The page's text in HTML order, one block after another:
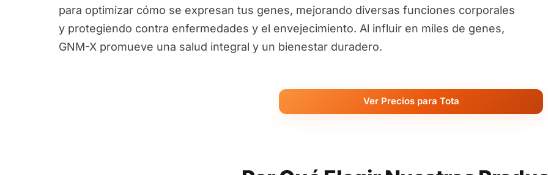
para optimizar cómo se expresan tus genes, mejorando diversas funciones corporales
y protegiendo contra enfermedades y el envejecimiento. Al influir en miles de genes,
GNM-X promueve una salud integral y un bienestar duradero.
Ver Precios para Tota